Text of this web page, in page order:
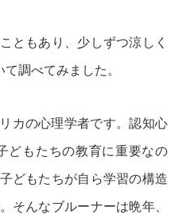
ともあり、少しずつ涼しく
調べてみました。
カの心理学者です。認知心
どもたちの教育に重要なの
どもたちが自ら学習の構造
そんなブルーナーは晩年、